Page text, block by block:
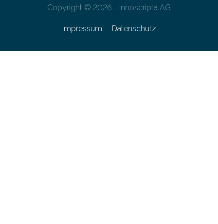
Copyright © 2026 - innoscripta AG
Impressum Datenschutz